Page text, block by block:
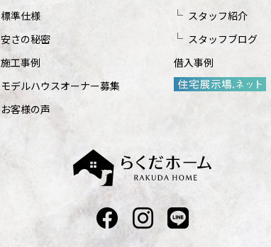
標準仕様
安さの秘密
施工事例
モデルハウスオーナー募集
お客様の声
スタッフ紹介
スタッフブログ
借入事例